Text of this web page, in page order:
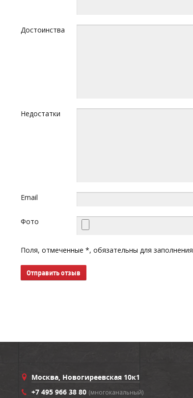
Достоинства
Недостатки
Email
Фото
Поля, отмеченные *, обязательны для заполнения
Отправить отзыв
Москва, Новогиреевская 10к1
+7 495 966 38 80 (многоканальный)